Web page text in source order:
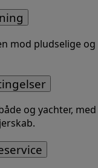
mod pludselige og
og yachter, med